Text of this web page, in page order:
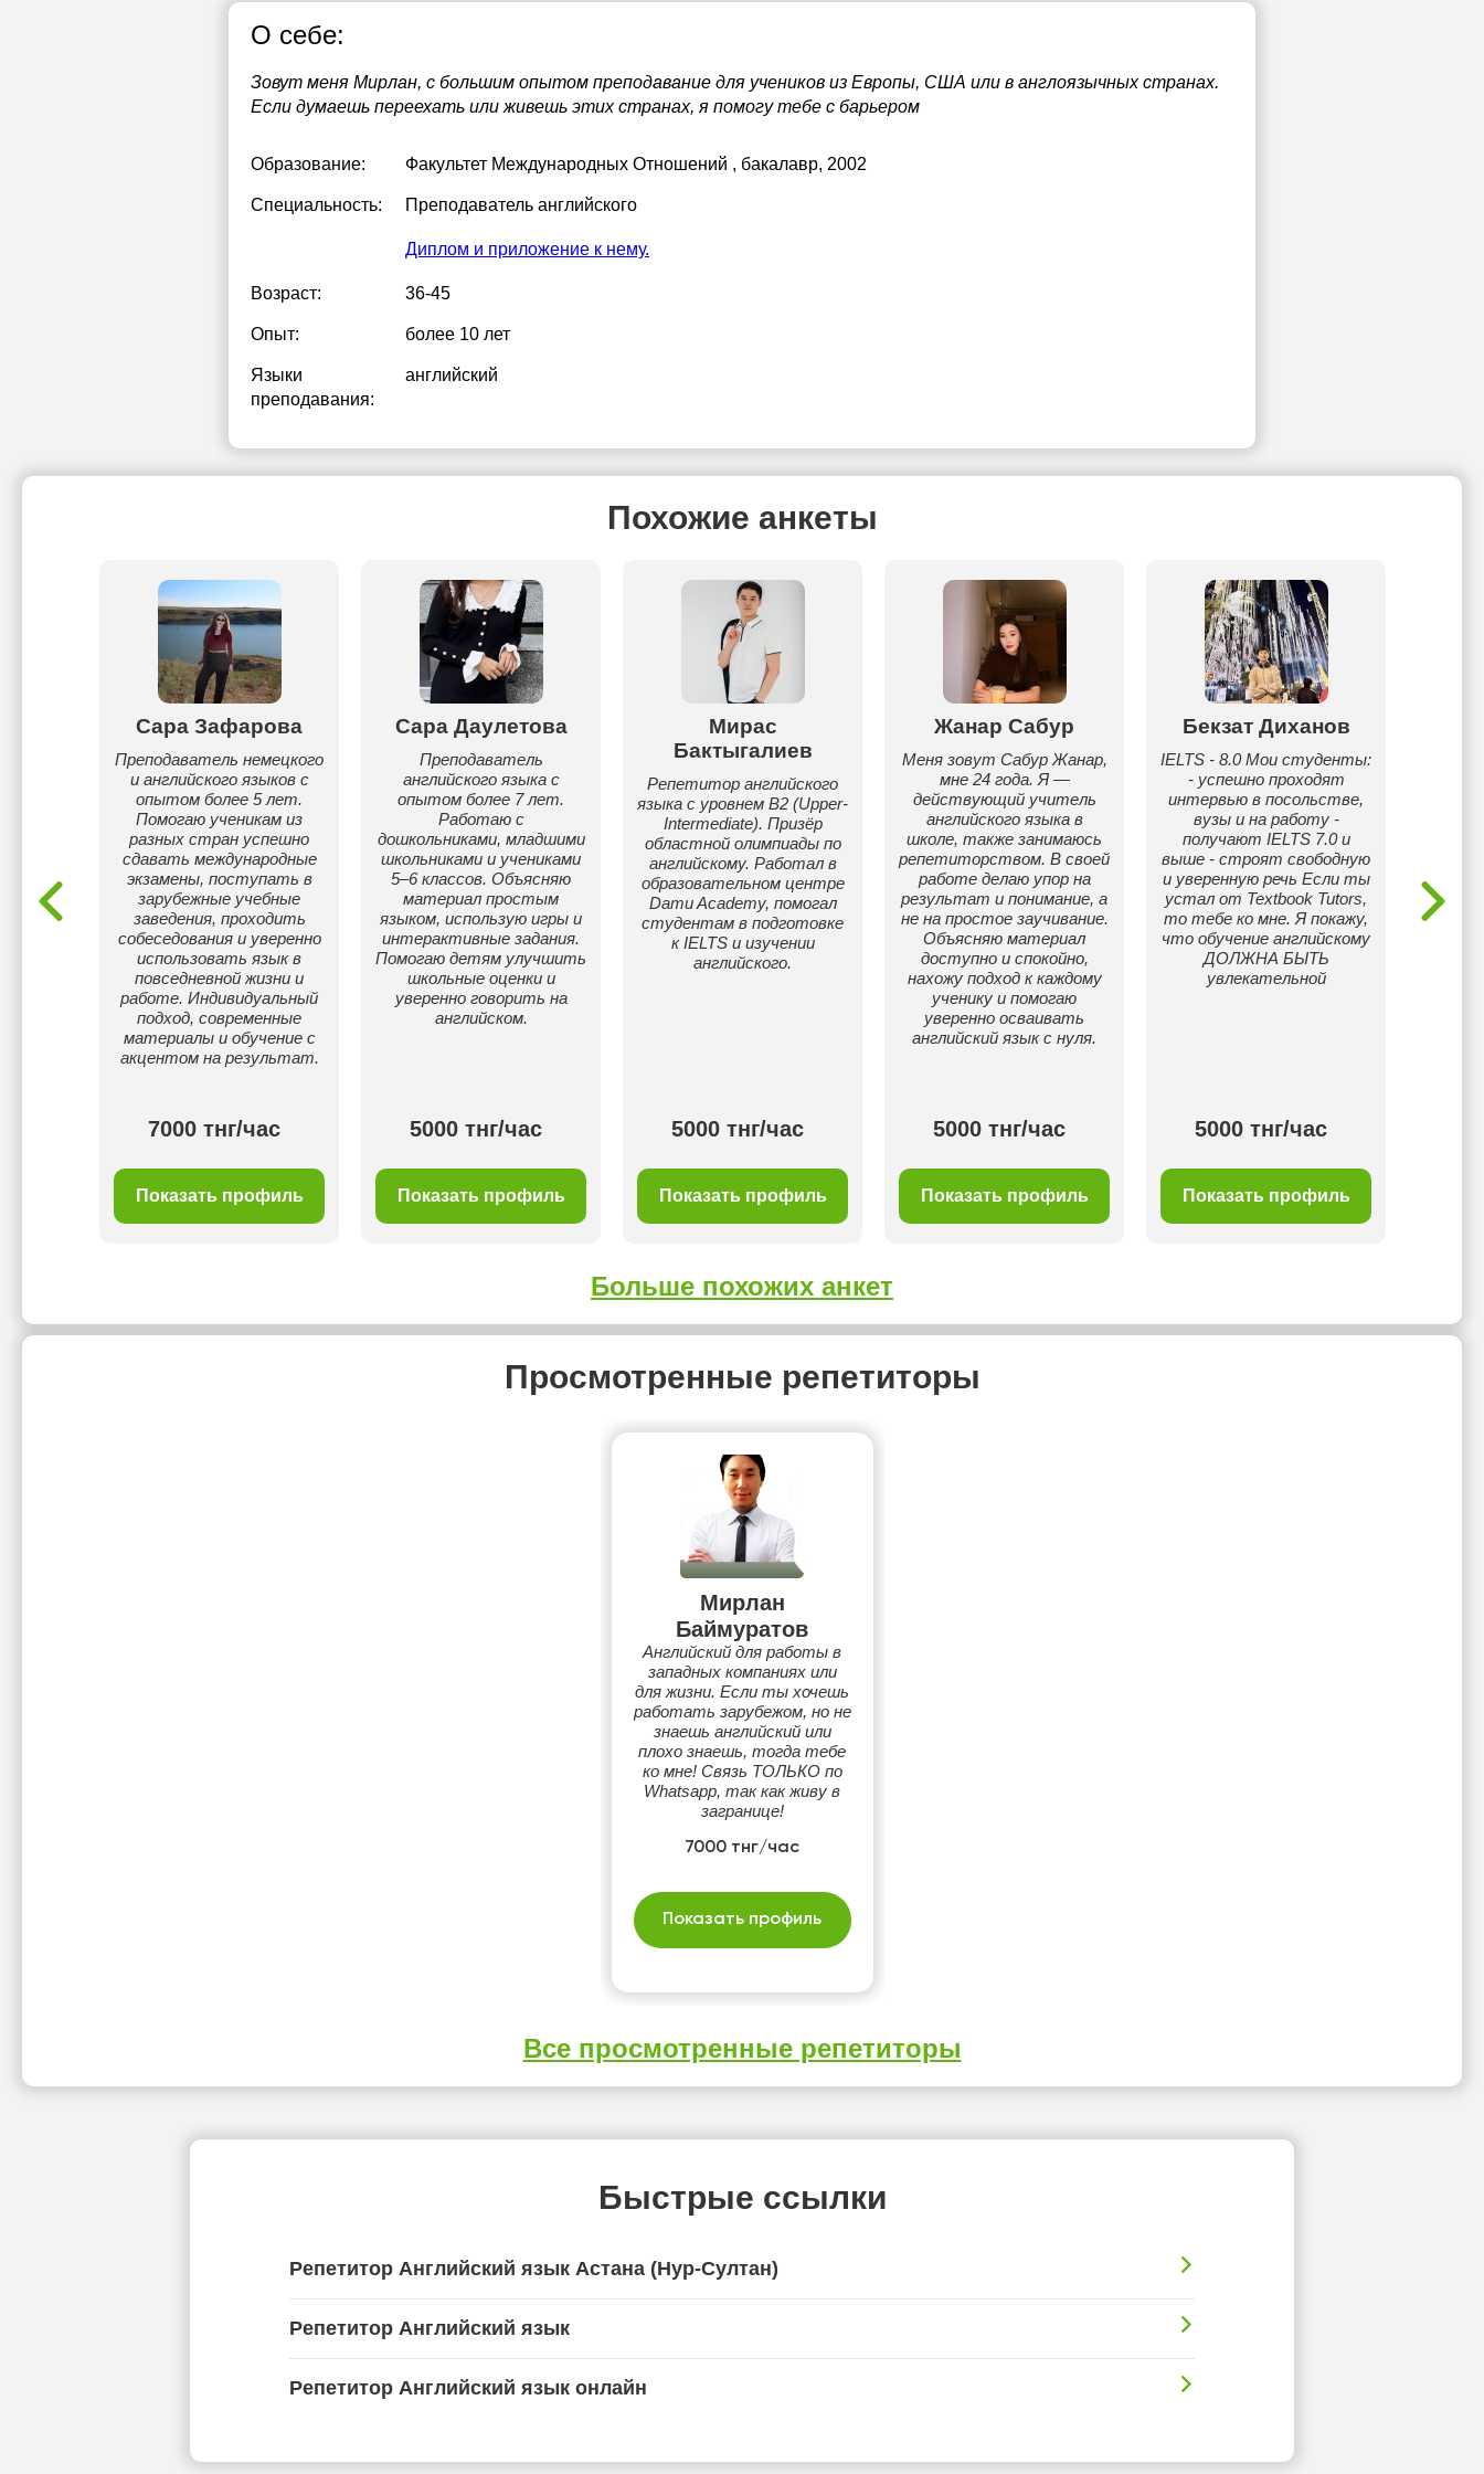
О себе:
Зовут меня Мирлан, с большим опытом преподавание для учеников из Европы, США или в англоязычных странах.
Если думаешь переехать или живешь этих странах, я помогу тебе с барьером
Образование: Факультет Международных Отношений , бакалавр, 2002
Специальность: Преподаватель английского
Диплом и приложение к нему.
Возраст: 36-45
Опыт: более 10 лет
Языки
преподавания:
английский
Похожие анкеты
7.5 по
Сара Зафарова
Преподаватель немецкого
и английского языков с
опытом более 5 лет.
Помогаю ученикам из
разных стран успешно
сдавать международные
экзамены, поступать в
зарубежные учебные
заведения, проходить
собеседования и уверенно
использовать язык в
повседневной жизни и
работе. Индивидуальный
подход, современные
материалы и обучение с
акцентом на результат.
7000 тнг/час
Показать профиль
Сара Даулетова
Преподаватель
английского языка с
опытом более 7 лет.
Работаю с
дошкольниками, младшими
школьниками и учениками
5–6 классов. Объясняю
материал простым
языком, использую игры и
интерактивные задания.
Помогаю детям улучшить
школьные оценки и
уверенно говорить на
английском.
5000 тнг/час
Показать профиль
Мирас
Бактыгалиев
Репетитор английского
языка с уровнем B2 (Upper-
Intermediate). Призёр
областной олимпиады по
английскому. Работал в
образовательном центре
Damu Academy, помогал
студентам в подготовке
к IELTS и изучении
английского.
5000 тнг/час
Показать профиль
Жанар Сабур
Меня зовут Сабур Жанар,
мне 24 года. Я —
действующий учитель
английского языка в
школе, также занимаюсь
репетиторством. В своей
работе делаю упор на
результат и понимание, а
не на простое заучивание.
Объясняю материал
доступно и спокойно,
нахожу подход к каждому
ученику и помогаю
уверенно осваивать
английский язык с нуля.
5000 тнг/час
Показать профиль
Бекзат Диханов
IELTS - 8.0 Мои студенты:
- успешно проходят
интервью в посольстве,
вузы и на работу -
получают IELTS 7.0 и
выше - строят свободную
и уверенную речь Если ты
устал от Textbook Tutors,
то тебе ко мне. Я покажу,
что обучение английскому
ДОЛЖНА БЫТЬ
увлекательной
5000 тнг/час
Показать профиль
Больше похожих анкет
Просмотренные репетиторы
Мирлан
Баймуратов
Английский для работы в
западных компаниях или
для жизни. Если ты хочешь
работать зарубежом, но не
знаешь английский или
плохо знаешь, тогда тебе
ко мне! Связь ТОЛЬКО по
Whatsapp, так как живу в
загранице!
7000 тнг/час
Показать профиль
Все просмотренные репетиторы
Быстрые ссылки
Репетитор Английский язык Астана (Нур-Султан)
Репетитор Английский язык
Репетитор Английский язык онлайн